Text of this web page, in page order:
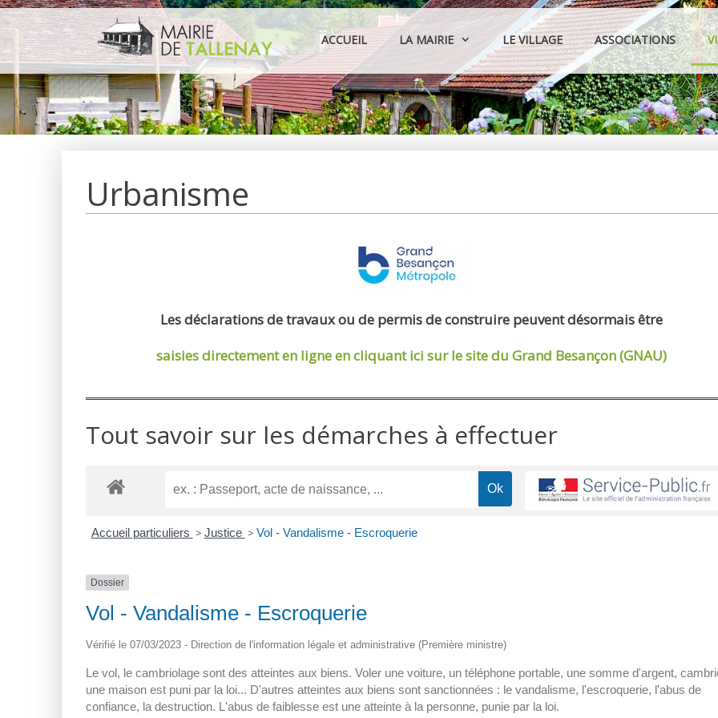
Aller
au
contenu
ACCUEIL LA MAIRIE LE VILLAGE ASSOCIATIONS
Urbanisme
Les déclarations de travaux ou de permis de construire peuvent désormais être
saisies directement en ligneen cliquant ici sur le site du Grand Besançon (GNAU)
Tout savoir sur les démarches à effectuer
Accueil particuliers > Justice > Vol - Vandalisme - Escroquerie
Dossier
Vol - Vandalisme - Escroquerie
Vérifié le 07/03/2023 - Direction de l'information légale et administrative (Première ministre)
Le vol, le cambriolage sont des atteintes aux biens. Voler une voiture, un téléphone portable, une somme d'argent,
une maison est puni par la loi... D'autres atteintes aux biens sont sanctionnées : le vandalisme, l'escroquerie, l'abus de
confiance, la destruction. L'abus de faiblesse est une atteinte à la personne, punie par la loi.